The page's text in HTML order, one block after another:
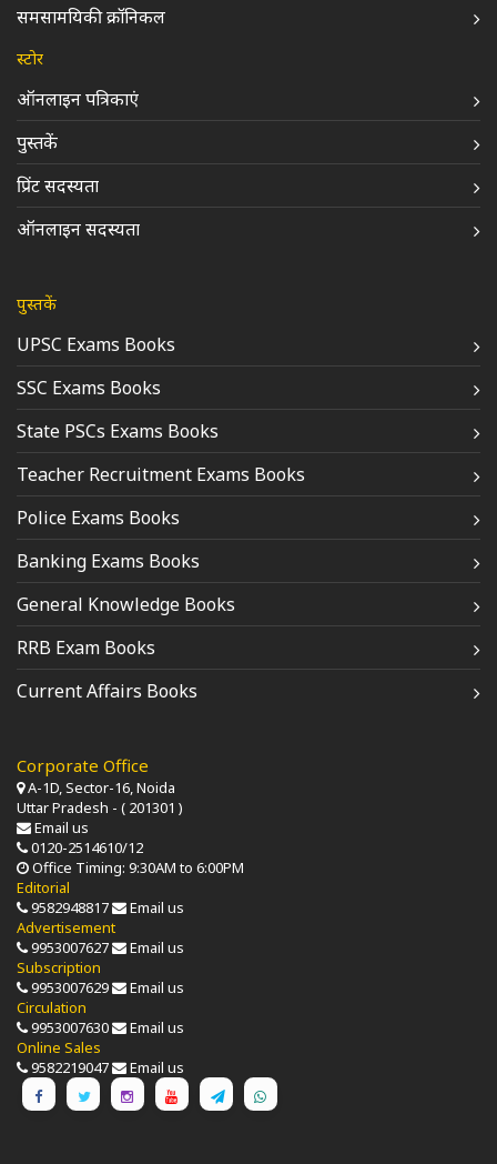
समसामयिकी क्रॉनिकल
स्टोर
ऑनलाइन पत्रिकाएं
पुस्तकें
प्रिंट सदस्यता
ऑनलाइन सदस्यता
पुस्तकें
UPSC Exams Books
SSC Exams Books
State PSCs Exams Books
Teacher Recruitment Exams Books
Police Exams Books
Banking Exams Books
General Knowledge Books
RRB Exam Books
Current Affairs Books
Corporate Office
A-1D, Sector-16, Noida
Uttar Pradesh - ( 201301 )
Email us
0120-2514610/12
Office Timing: 9:30AM to 6:00PM
Editorial
9582948817
Email us
Advertisement
9953007627
Email us
Subscription
9953007629
Email us
Circulation
9953007630
Email us
Online Sales
9582219047
Email us